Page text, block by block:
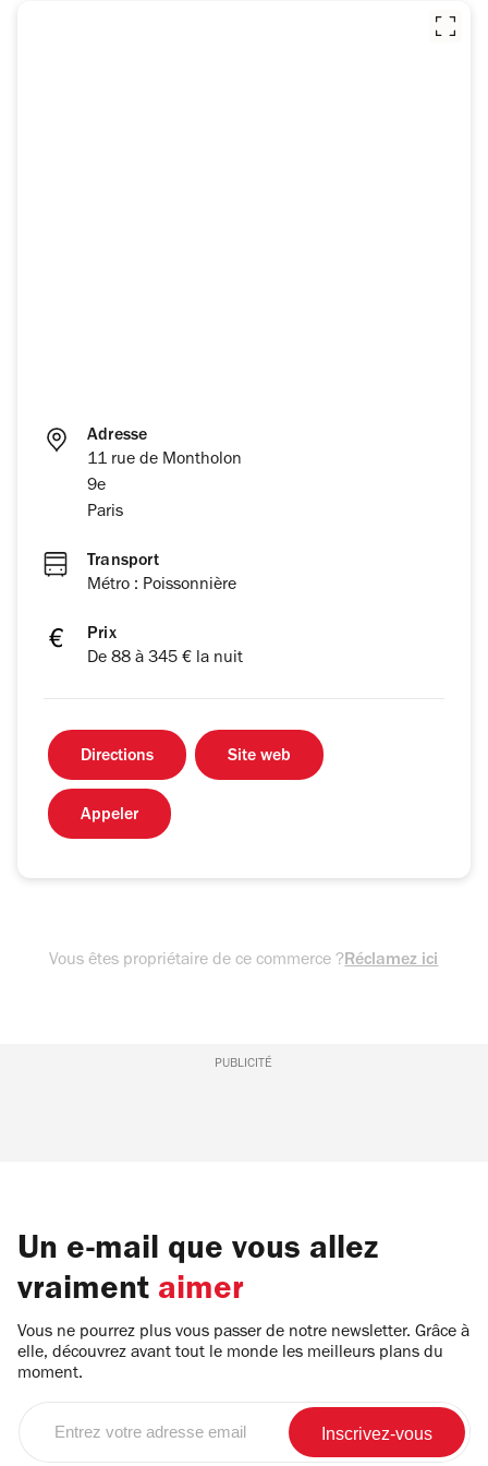
Adresse
11 rue de Montholon
9e
Paris
Transport
Métro : Poissonnière
Prix
De 88 à 345 € la nuit
Directions Site web
Appeler
Vous êtes propriétaire de ce commerce ?Réclamez ici
PUBLICITÉ
Un e-mail que vous allez
vraiment aimer
Vous ne pourrez plus vous passer de notre newsletter. Grâce à
elle, découvrez avant tout le monde les meilleurs plans du
moment.